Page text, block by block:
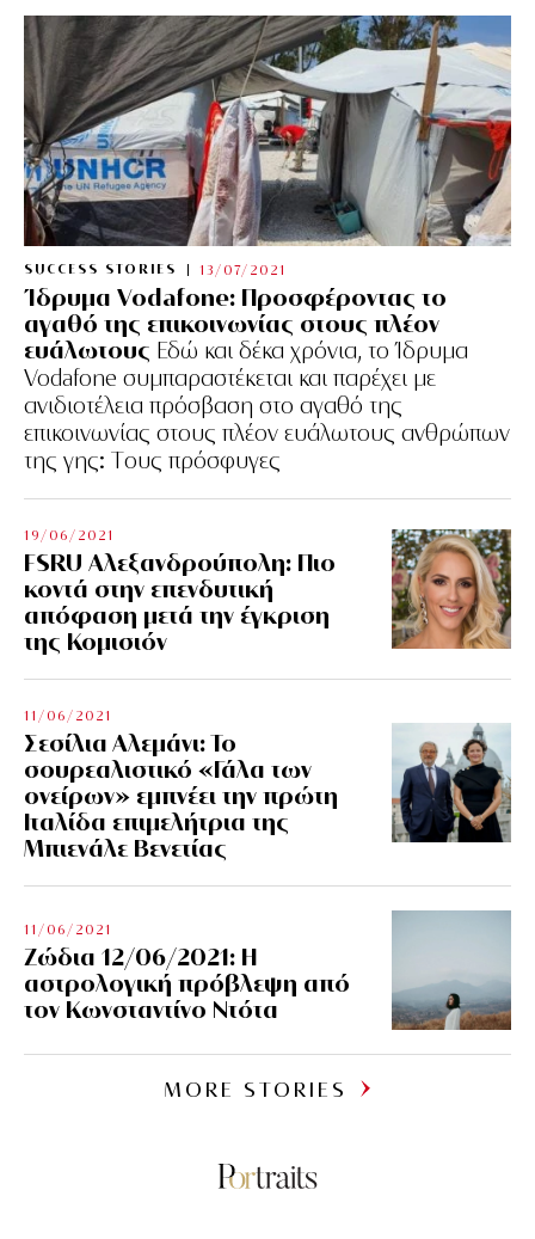
SUCCESS STORIES 13/07/2021
Ίδρυμα Vodafone: Προσφέροντας το
αγαθό της επικοινωνίας στους πλέον
ευάλωτους Εδώ και δέκα χρόνια, το Ίδρυμα
Vodafone συμπαραστέκεται και παρέχει με
ανιδιοτέλεια πρόσβαση στο αγαθό της
επικοινωνίας στους πλέον ευάλωτους ανθρώπων
της γης: Tους πρόσφυγες
19/06/2021
FSRU Αλεξανδρούπολη: Πιο
κοντά στην επενδυτική
απόφαση μετά την έγκριση
της Κομισιόν
11/06/2021
Σεσίλια Αλεμάνι: Το
σουρεαλιστικό «Γάλα των
ονείρων» εμπνέει την πρώτη
Ιταλίδα επιμελήτρια της
Μπιενάλε Βενετίας
11/06/2021
Ζώδια 12/06/2021: Η
αστρολογική πρόβλεψη από
τον Κωνσταντίνο Ντότα
MORE STORIES